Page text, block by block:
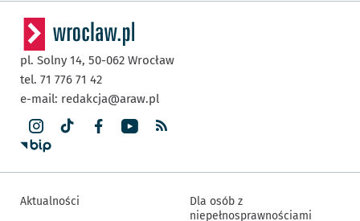
pl. Solny 14, 50-062 Wrocław
tel. 71 776 71 42
e-mail: redakcja@araw.pl
Aktualności
Dla osób z
niepełnosprawnościami